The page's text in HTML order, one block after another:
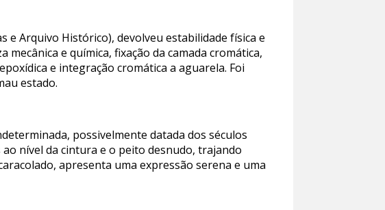
e Arquivo Histórico), devolveu estabilidade física e
e química, fixação da camada cromática,
e integração cromática a aguarela. Foi
estado.
possivelmente datada dos séculos
ao nível da cintura e o peito desnudo, trajando
apresenta uma expressão serena e uma